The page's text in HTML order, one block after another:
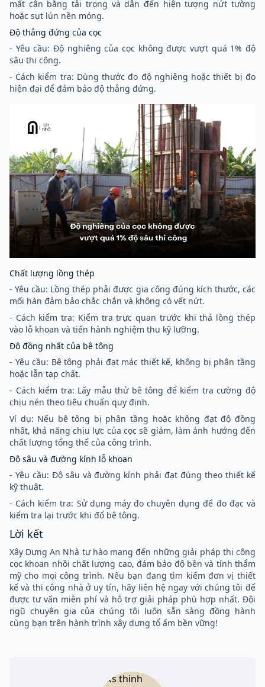
mất cân bằng tải trọng và dẫn đến hiện tượng nứt tường
hoặc sụt lún nền móng.
Độ thẳng đứng của cọc
- Yêu cầu: Độ nghiêng của cọc không được vượt quá 1% độ
sâu thi công.
- Cách kiểm tra: Dùng thước đo độ nghiêng hoặc thiết bị đo
hiện đại để đảm bảo độ thẳng đứng.
Chất lượng lồng thép
- Yêu cầu: Lồng thép phải được gia công đúng kích thước, các
mối hàn đảm bảo chắc chắn và không có vết nứt.
- Cách kiểm tra: Kiểm tra trực quan trước khi thả lồng thép
vào lỗ khoan và tiến hành nghiệm thu kỹ lưỡng.
Độ đồng nhất của bê tông
- Yêu cầu: Bê tông phải đạt mác thiết kế, không bị phân tầng
hoặc lẫn tạp chất.
- Cách kiểm tra: Lấy mẫu thử bê tông để kiểm tra cường độ
chịu nén theo tiêu chuẩn quy định.
Ví dụ: Nếu bê tông bị phân tầng hoặc không đạt độ đồng
nhất, khả năng chịu lực của cọc sẽ giảm, làm ảnh hưởng đến
chất lượng tổng thể của công trình.
Độ sâu và đường kính lỗ khoan
- Yêu cầu: Độ sâu và đường kính phải đạt đúng theo thiết kế
kỹ thuật.
- Cách kiểm tra: Sử dụng máy đo chuyên dụng để đo đạc và
kiểm tra lại trước khi đổ bê tông.
Lời kết
Xây Dựng An Nhà tự hào mang đến những giải pháp thi công
cọc khoan nhồi chất lượng cao, đảm bảo độ bền và tính thẩm
mỹ cho mọi công trình. Nếu bạn đang tìm kiếm đơn vị thiết
kế và thi công nhà ở uy tín, hãy liên hệ ngay với chúng tôi để
được tư vấn miễn phí và hỗ trợ giải pháp phù hợp nhất. Đội
ngũ chuyên gia của chúng tôi luôn sẵn sàng đồng hành
cùng bạn trên hành trình xây dựng tổ ấm bền vững!